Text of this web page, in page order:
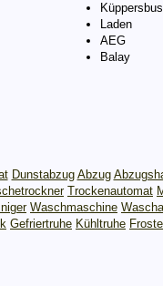
Laden
AEG
Balay
Dunstabzug Abzug
Trockenautomat
Waschmaschine
Gefriertruhe Kühltruhe